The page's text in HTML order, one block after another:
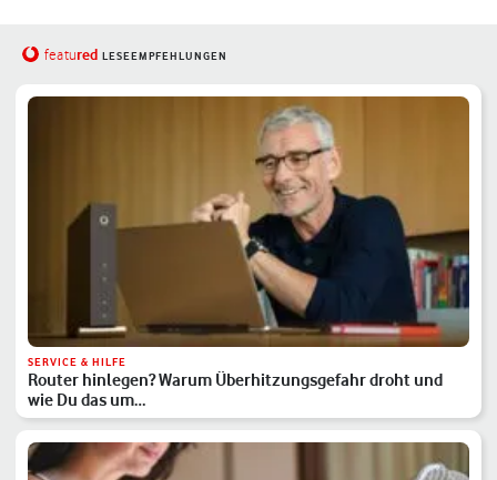
featured LESEEMPFEHLUNGEN
SERVICE & HILFE
Router hinlegen? Warum Überhitzungsgefahr droht und
wie Du das um…